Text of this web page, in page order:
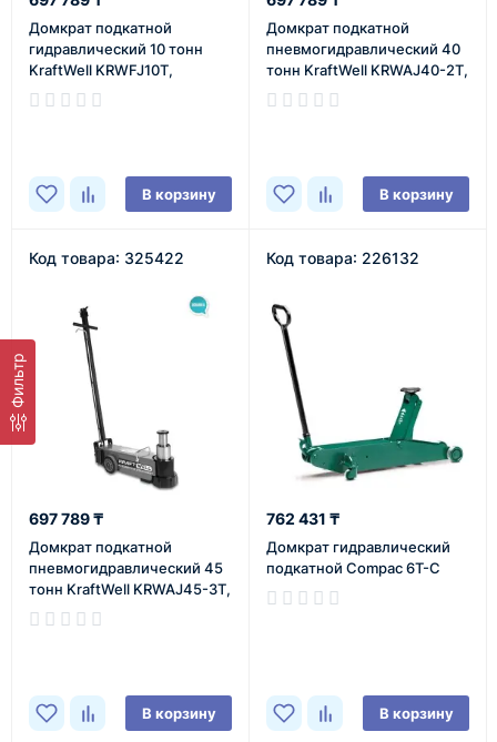
Фильтр
Домкрат подкатной
гидравлический 10 тонн
KraftWell KRWFJ10T,
автомобильный
В корзину
Домкрат подкатной
пневмогидравлический 40
тонн KraftWell KRWAJ40-2T,
автомобильный
В корзину
Код товара: 325422
697 789 ₸
Домкрат подкатной
пневмогидравлический 45
тонн KraftWell KRWAJ45-3T,
автомобильный
В корзину
Код товара: 226132
762 431 ₸
Домкрат гидравлический
подкатной Compac 6T-C
В корзину